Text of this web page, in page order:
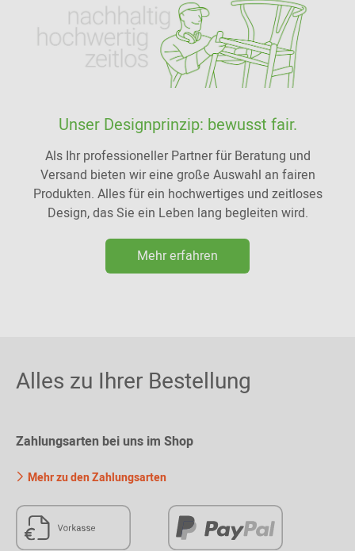
Unser Designprinzip: bewusst fair.
Als Ihr professioneller Partner für Beratung und
Versand bieten wir eine große Auswahl an fairen
Produkten. Alles für ein hochwertiges und zeitloses
Design, das Sie ein Leben lang begleiten wird.
Mehr erfahren
Alles zu Ihrer Bestellung
Zahlungsarten bei uns im Shop
Mehr zu den Zahlungsarten